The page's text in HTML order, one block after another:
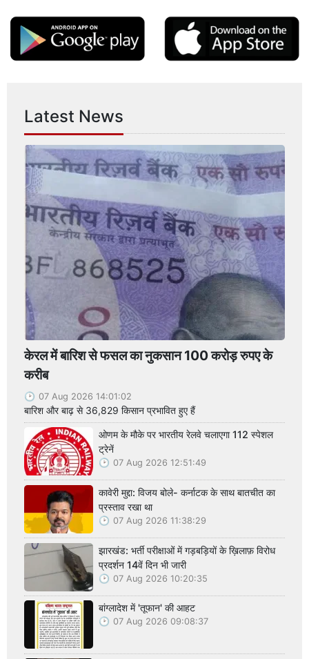
Latest News
केरल में बारिश से फसल का नुकसान 100 करोड़ रुपए के
करीब
07 Aug 2026 14:01:02
बारिश और बाढ़ से 36,829 किसान प्रभावित हुए हैं
ओणम के मौके पर भारतीय रेलवे चलाएगा 112 स्पेशल
ट्रेनें
07 Aug 2026 12:51:49
कावेरी मुद्दा: विजय बोले- कर्नाटक के साथ बातचीत का
प्रस्ताव रखा था
07 Aug 2026 11:38:29
झारखंड: भर्ती परीक्षाओं में गड़बड़ियों के ख़िलाफ़ विरोध
प्रदर्शन 14वें दिन भी जारी
07 Aug 2026 10:20:35
बांग्लादेश में 'तूफान' की आहट
07 Aug 2026 09:08:37